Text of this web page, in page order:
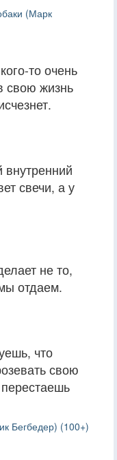
(Марк
то очень
свою жизнь
свечи, а у
не то,
отдаем.
что
свою
Бегбедер) (100+)